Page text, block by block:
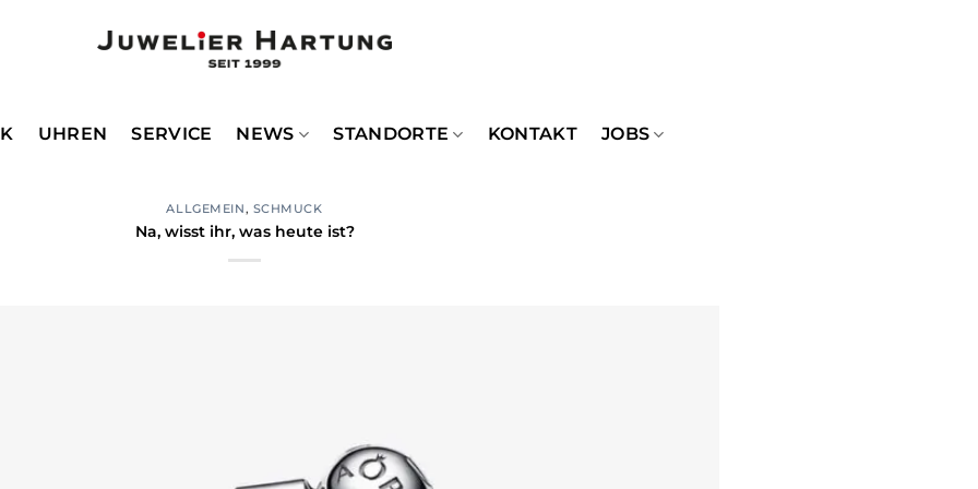
UHREN SERVICE NEWS STANDORTE KONTAKT JOBS
ALLGEMEIN, SCHMUCK
Na, wisst ihr, was heute ist?